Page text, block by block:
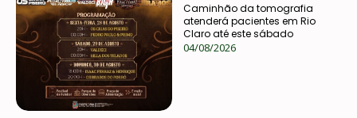
Caminhão da tomografia
atenderá pacientes em Rio
Claro até este sábado
04/08/2026